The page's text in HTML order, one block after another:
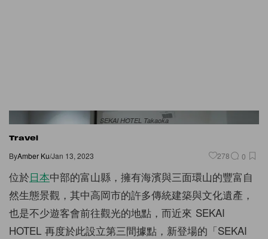
SEKAI HOTEL Takaoka
Travel
ByAmber Ku/Jan 13, 2023 278 0
位於日本中部的富山縣，擁有海濱與三面環山的豐富自
然生態景觀，其中高岡市的許多傳統建築與文化遺產，
也是不少遊客會前往觀光的地點，而近來 SEKAI
HOTEL 再度於此設立第三間據點，新登場的「SEKAI